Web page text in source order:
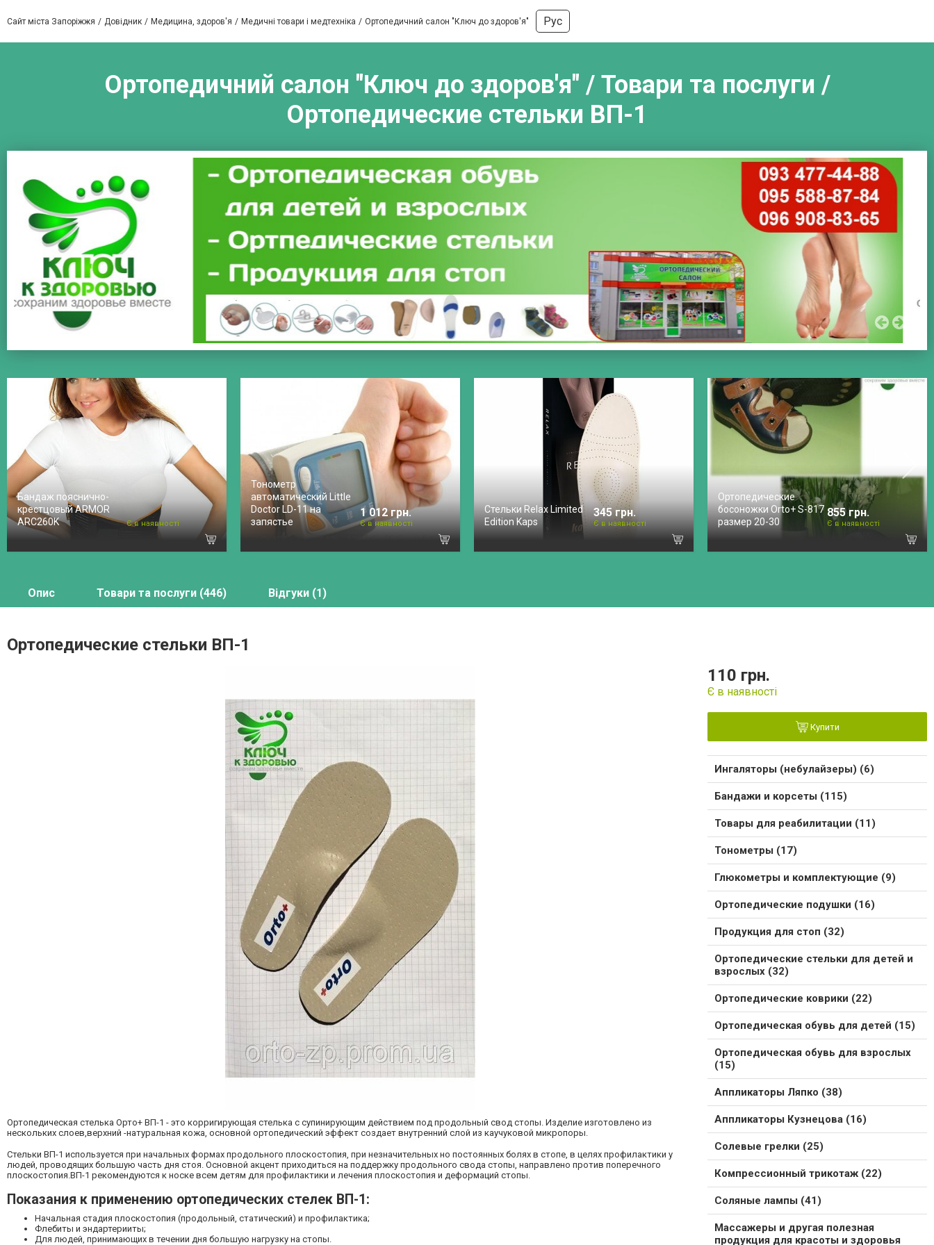
Сайт міста Запоріжжя Довідник Медицина, здоров'я Медичні товари і медтехніка Ортопедичний салон "Ключ до здоров'я" Рус
Ортопедичний салон "Ключ до здоров'я" / Товари та послуги /
Ортопедические стельки ВП-1
Бандаж пояснично-
крестцовый ARMOR
ARC260K
Є в наявності
Тонометр
автоматический Little
Doctor LD-11 на
запястье
1 012 грн.
Є в наявності
Стельки Relax Limited
Edition Kaps
345 грн.
Є в наявності
Ортопедические
босоножки Orto+ S-817
размер 20-30
855 грн.
Є в наявності
Опис Товари та послуги (446) Відгуки (1)
Ортопедические стельки ВП-1
Ортопедическая стелька Орто+ ВП-1 - это корригирующая стелька с супинирующим действием под продольный свод стопы. Изделие изготовлено из
нескольких слоев,верхний -натуральная кожа, основной ортопедический эффект создает внутренний слой из каучуковой микропоры.
Стельки ВП-1 используется при начальных формах продольного плоскостопия, при незначительных но постоянных болях в стопе, в целях профилактики у
людей, проводящих большую часть дня стоя. Основной акцент приходиться на поддержку продольного свода стопы, направлено против поперечного
плоскостопия.ВП-1 рекомендуются к носке всем детям для профилактики и лечения плоскостопия и деформаций стопы.
Показания к применению ортопедических стелек ВП-1:
Начальная стадия плоскостопия (продольный, статический) и профилактика;
Флебиты и эндартерииты;
Для людей, принимающих в течении дня большую нагрузку на стопы.
110 грн.
Є в наявності
Купити
Ингаляторы (небулайзеры) (6)
Бандажи и корсеты (115)
Товары для реабилитации (11)
Тонометры (17)
Глюкометры и комплектующие (9)
Ортопедические подушки (16)
Продукция для стоп (32)
Ортопедические стельки для детей и
взрослых (32)
Ортопедические коврики (22)
Ортопедическая обувь для детей (15)
Ортопедическая обувь для взрослых
(15)
Аппликаторы Ляпко (38)
Аппликаторы Кузнецова (16)
Солевые грелки (25)
Компрессионный трикотаж (22)
Соляные лампы (41)
Массажеры и другая полезная
продукция для красоты и здоровья